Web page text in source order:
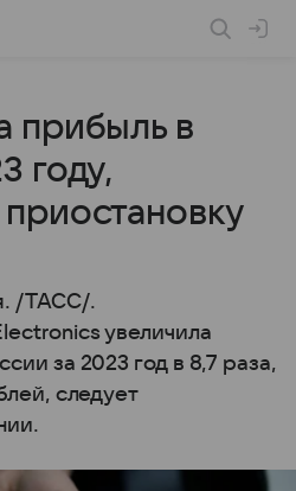
прибыль в
году,
/ТАСС/.
увеличила
за 2023 год в 8,7 раза,
следует